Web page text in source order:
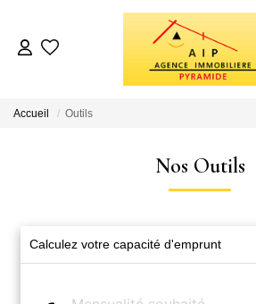
VENTES
ESTIMATION
NOTRE AGENCE
Accueil Outils
Nos Outils
Calculez votre capacité d'emprunt